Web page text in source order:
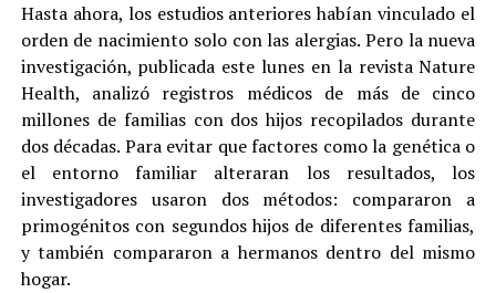
Hasta ahora, los estudios anteriores habían vinculado el
orden de nacimiento solo con las alergias. Pero la nueva
investigación, publicada este lunes en la revista Nature
Health, analizó registros médicos de más de cinco
millones de familias con dos hijos recopilados durante
dos décadas. Para evitar que factores como la genética o
el entorno familiar alteraran los resultados, los
investigadores usaron dos métodos: compararon a
primogénitos con segundos hijos de diferentes familias,
y también compararon a hermanos dentro del mismo
hogar.